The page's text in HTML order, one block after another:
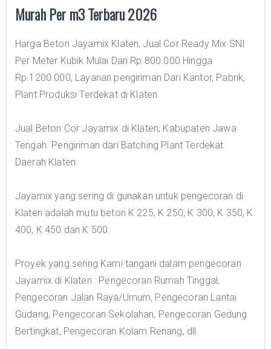
Murah Per m3 Terbaru 2026
Harga Beton Jayamix Klaten, Jual Cor Ready Mix SNI
Per Meter Kubik Mulai Dari Rp.800.000 Hingga
Rp.1200.000, Layanan pengiriman Dari Kantor, Pabrik,
Plant Produksi Terdekat di Klaten.
Jual Beton Cor Jayamix di Klaten, Kabupaten Jawa
Tengah. Pengiriman dari Batching Plant Terdekat
Daerah Klaten.
Jayamix yang sering di gunakan untuk pengecoran di
Klaten adalah mutu beton K 225, K 250, K 300, K 350, K
400, K 450 dan K 500.
Proyek yang sering Kami tangani dalam pengecoran
Jayamix di Klaten : Pengecoran Rumah Tinggal,
Pengecoran Jalan Raya/Umum, Pengecoran Lantai
Gudang, Pengecoran Sekolahan, Pengecoran Gedung
Bertingkat, Pengecoran Kolam Renang, dll.